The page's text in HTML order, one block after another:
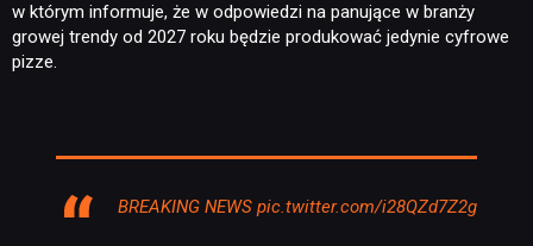
w którym informuje, że w odpowiedzi na panujące w branży
growej trendy od 2027 roku będzie produkować jedynie cyfrowe
pizze.
BREAKING NEWSpic.twitter.com/i28QZd7Z2g